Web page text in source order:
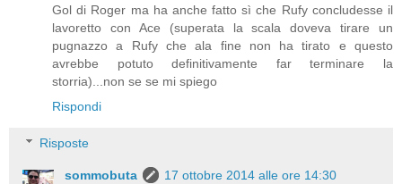
Gol di Roger ma ha anche fatto sì che Rufy concludesse il
lavoretto con Ace (superata la scala doveva tirare un
pugnazzo a Rufy che ala fine non ha tirato e questo
avrebbe potuto definitivamente far terminare la
storria)...non se se mi spiego
Rispondi
Risposte
sommobuta
17 ottobre 2014 alle ore 14:30